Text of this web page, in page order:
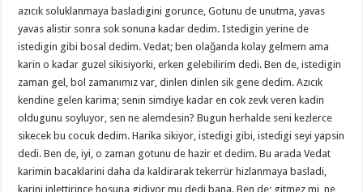
azıcık soluklanmaya basladigini gorunce, Gotunu de unutma, yavas
yavas alistir sonra sok sonuna kadar dedim. Istedigin yerine de
istedigin gibi bosal dedim. Vedat; ben olağanda kolay gelmem ama
karin o kadar guzel sikisiyorki, erken gelebilirim dedi. Ben de, istedigin
zaman gel, bol zamanımız var, dinlen dinlen sik gene dedim. Azıcık
kendine gelen karima; senin simdiye kadar en cok zevk veren kadin
oldugunu soyluyor, sen ne alemdesin? Bugun herhalde seni kezlerce
sikecek bu cocuk dedim. Harika sikiyor, istedigi gibi, istedigi seyi yapsin
dedi. Ben de, iyi, o zaman gotunu de hazir et dedim. Bu arada Vedat
karimin bacaklarini daha da kaldirarak tekerrür hizlanmaya basladi,
karini inlettirince hosuna gidiyor mu dedi bana. Ben de; gitmez mi, ne